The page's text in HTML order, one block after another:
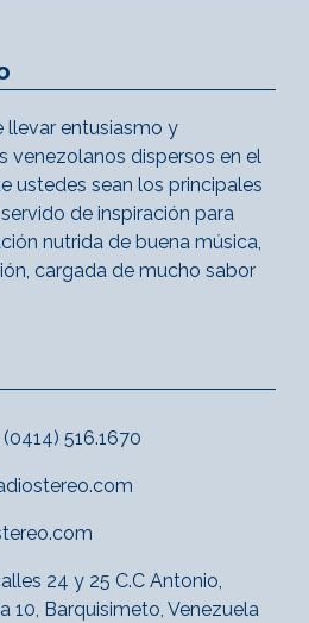
llevar entusiasmo y
venezolanos dispersos en el
ustedes sean los principales
de inspiración para
nutrida de buena música,
cargada de mucho sabor
516.1670
24 y 25 C.C Antonio,
10, Barquisimeto, Venezuela